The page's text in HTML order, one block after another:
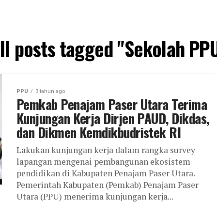
posts tagged "Sekolah
PPU 3 tahun ago
Pemkab Penajam Paser Utara Terima
Kunjungan Kerja Dirjen PAUD, Dikdas,
dan Dikmen Kemdikbudristek RI
Lakukan kunjungan kerja dalam rangka survey
lapangan mengenai pembangunan ekosistem
pendidikan di Kabupaten Penajam Paser Utara.
Pemerintah Kabupaten (Pemkab) Penajam Paser
Utara (PPU) menerima kunjungan kerja...